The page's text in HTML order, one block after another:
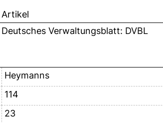
Artikel
Deutsches Verwaltungsblatt: DVBL
Heymanns
114
23